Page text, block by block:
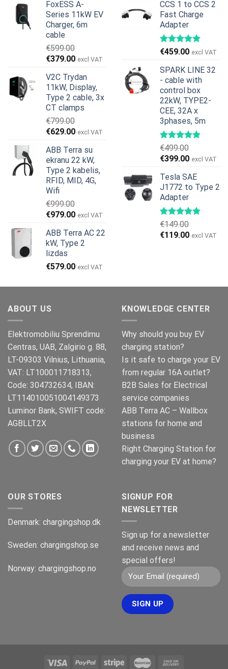
FoxESS A-
Series 11kW EV
Charger, 6m
cable
€599.00
Original
was:
€599.00.
€379.00Current
is:
€379.00.
excl VAT
V2C Trydan
11kW, Display,
Type 2 cable, 3x
CT clamps
€799.00
Original
was:
€799.00.
€629.00Current
is:
€629.00.
excl VAT
ABB Terra su
ekranu 22 kW,
Type 2 kabelis,
RFID, MID, 4G,
Wifi
€999.00
Original
was:
€999.00.
€979.00Current
is:
€979.00.
excl VAT
ABB Terra AC 22
kW, Type 2
lizdas
€579.00 excl VAT
CCS 1 to CCS 2
Fast Charge
Adapter
€459.00 excl VAT
SPARK LINE 32
- cable with
control box
22kW, TYPE2-
CEE, 32A x
3phases, 5m
€499.00
Original
was:
€499.00.
€399.00Current
is:
€399.00.
excl VAT
Tesla SAE
J1772 to Type 2
Adapter
€149.00
Original
€119.00Current
excl VAT
ABOUT US
Elektromobiliu Sprendimu
Centras, UAB, Zalgirio g. 88,
LT-09303 Vilnius, Lithuania,
VAT: LT100011718313,
Code: 304732634, IBAN:
LT114010051004149373
Luminor Bank, SWIFT code:
AGBLLT2X
KNOWLEDGE CENTER
Why should you buy EV
charging station?
Is it safe to charge your EV
from regular 16A outlet?
B2B Sales for Electrical
service companies
ABB Terra AC – Wallbox
stations for home and
business
Right Charging Station for
charging your EV at home?
OUR STORES
Denmark: chargingshop.dk
Sweden: chargingshop.se
Norway: chargingshop.no
SIGNUP FOR
NEWSLETTER
Sign up for a newsletter
and receive news and
special offers!